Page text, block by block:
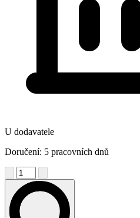
U dodavatele
Doručení: 5 pracovních dnů